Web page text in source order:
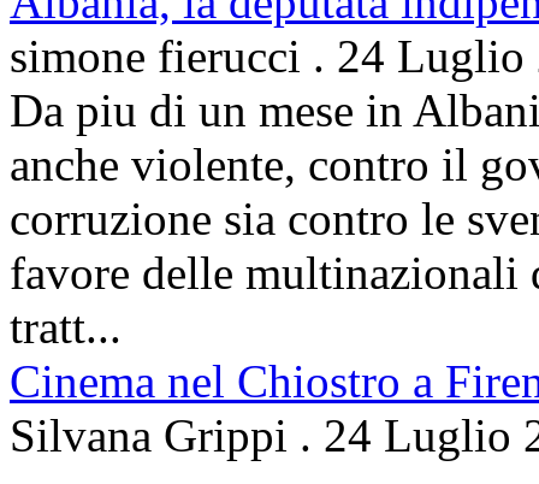
simone fierucci . 24 Luglio
Da piu di un mese in
anche violente, contro il
corruzione sia contro le
favore delle multinazionali
tratt...
Cinema nel Chiostro a
Silvana Grippi . 24 Luglio